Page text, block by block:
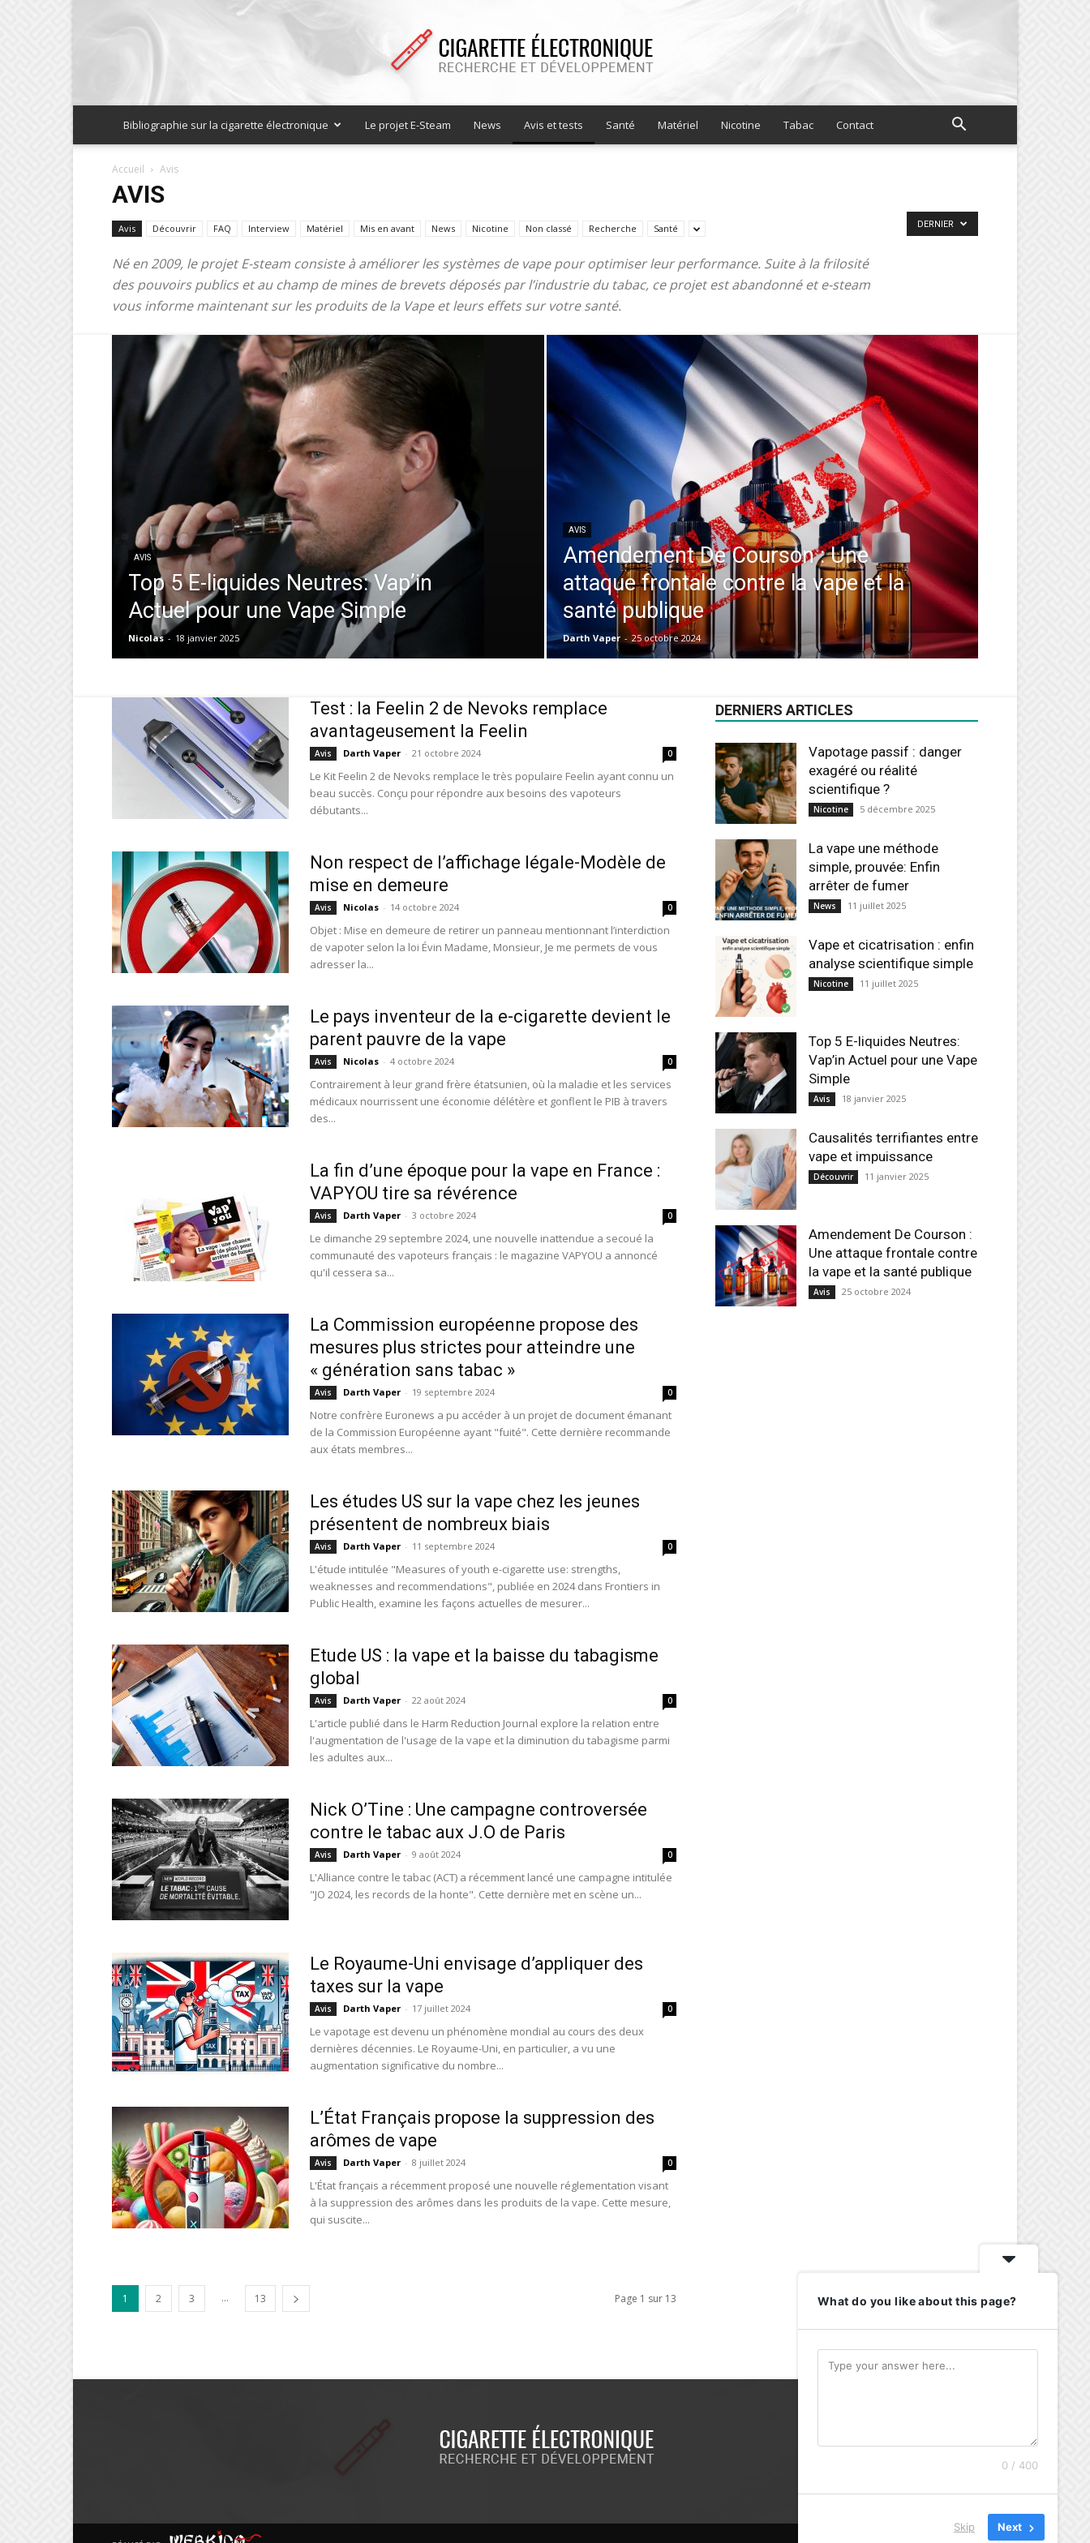
Cigarette
recherche
Bibliographie sur la cigarette électronique Le projet E-Steam News Avis et tests Santé Matériel Nicotine Tabac Contact
Accueil Avis
AVIS
Avis Découvrir FAQ Interview Matériel Mis en avant News Nicotine Non classé Recherche Santé
Né en 2009, le projet E-steam consiste à améliorer les systèmes de vape pour optimiser leur performance. Suite à la frilosité
des pouvoirs publics et au champ de mines de brevets déposés par l’industrie du tabac, ce projet est abandonné et e-steam
vous informe maintenant sur les produits de la Vape et leurs effets sur votre santé.
DERNIER
AVIS
Top 5 E-liquides Neutres: Vap’in
Actuel pour une Vape Simple
Nicolas - 18 janvier 2025
AVIS
Amendement De Courson : Une
attaque frontale contre la vape et la
santé publique
Darth Vaper - 25 octobre 2024
Test : la Feelin 2 de Nevoks remplace
avantageusement la Feelin
Avis Darth Vaper - 21 octobre 2024 0
Le Kit Feelin 2 de Nevoks remplace le très populaire Feelin ayant connu un
beau succès. Conçu pour répondre aux besoins des vapoteurs
débutants...
Non respect de l’affichage légale-Modèle de
mise en demeure
Avis Nicolas - 14 octobre 2024 0
Objet : Mise en demeure de retirer un panneau mentionnant l’interdiction
de vapoter selon la loi Évin Madame, Monsieur, Je me permets de vous
adresser la...
Le pays inventeur de la e-cigarette devient le
parent pauvre de la vape
Avis Nicolas - 4 octobre 2024 0
Contrairement à leur grand frère étatsunien, où la maladie et les services
médicaux nourrissent une économie délétère et gonflent le PIB à travers
des...
La fin d’une époque pour la vape en France :
VAPYOU tire sa révérence
Avis Darth Vaper - 3 octobre 2024 0
Le dimanche 29 septembre 2024, une nouvelle inattendue a secoué la
communauté des vapoteurs français : le magazine VAPYOU a annoncé
qu'il cessera sa...
La Commission européenne propose des
mesures plus strictes pour atteindre une
« génération sans tabac »
Avis Darth Vaper - 19 septembre 2024 0
Notre confrère Euronews a pu accéder à un projet de document émanant
de la Commission Européenne ayant "fuité". Cette dernière recommande
aux états membres...
Les études US sur la vape chez les jeunes
présentent de nombreux biais
Avis Darth Vaper - 11 septembre 2024 0
L'étude intitulée "Measures of youth e-cigarette use: strengths,
weaknesses and recommendations", publiée en 2024 dans Frontiers in
Public Health, examine les façons actuelles de mesurer...
Etude US : la vape et la baisse du tabagisme
global
Avis Darth Vaper - 22 août 2024 0
L'article publié dans le Harm Reduction Journal explore la relation entre
l'augmentation de l'usage de la vape et la diminution du tabagisme parmi
les adultes aux...
Nick O’Tine : Une campagne controversée
contre le tabac aux J.O de Paris
Avis Darth Vaper - 9 août 2024 0
L'Alliance contre le tabac (ACT) a récemment lancé une campagne intitulée
"JO 2024, les records de la honte". Cette dernière met en scène un...
Le Royaume-Uni envisage d’appliquer des
taxes sur la vape
Avis Darth Vaper - 17 juillet 2024 0
Le vapotage est devenu un phénomène mondial au cours des deux
dernières décennies. Le Royaume-Uni, en particulier, a vu une
augmentation significative du nombre...
L’État Français propose la suppression des
arômes de vape
Avis Darth Vaper - 8 juillet 2024 0
L'État français a récemment proposé une nouvelle réglementation visant
à la suppression des arômes dans les produits de la vape. Cette mesure,
qui suscite...
1 2 3 ... 13 Page 1 sur 13
DERNIERS ARTICLES
Vapotage passif : danger
exagéré ou réalité
scientifique ?
Nicotine 5 décembre 2025
La vape une méthode
simple, prouvée: Enfin
arrêter de fumer
News 11 juillet 2025
Vape et cicatrisation : enfin
analyse scientifique simple
Nicotine 11 juillet 2025
Top 5 E-liquides Neutres:
Vap’in Actuel pour une Vape
Simple
Avis 18 janvier 2025
Causalités terrifiantes entre
vape et impuissance
Découvrir 11 janvier 2025
Amendement De Courson :
Une attaque frontale contre
la vape et la santé publique
Avis 25 octobre 2024
What do you like about this page?
0 / 400
Skip Next